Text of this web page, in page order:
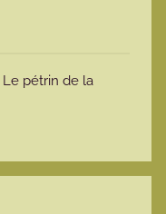
Le pétrin de la